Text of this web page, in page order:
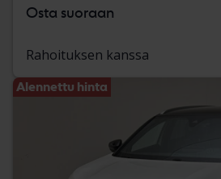
Osta suoraan
Rahoituksen kanssa
Alennettu hinta